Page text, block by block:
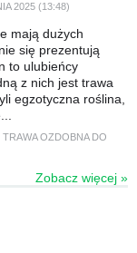
2025 (13:48)
mają dużych
się prezentują
to ulubieńcy
z nich jest trawa
egzotyczna roślina,
TRAWA OZDOBNA DO
Zobacz więcej »